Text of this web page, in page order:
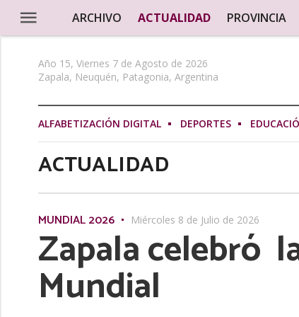
ARCHIVO ACTUALIDAD PROVINCIA
Año 15, Viernes 7 de Agosto de 2026
Zapala, Neuquén, Patagonia, Argentina
ALFABETIZACIÓN DIGITAL DEPORTES
ACTUALIDAD
MUNDIAL 2026 Miércoles 8 de Julio de 2026
Zapala celebró
Mundial